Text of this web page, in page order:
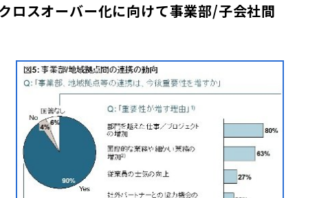
スオーバー化に向けて事業部/子会社間